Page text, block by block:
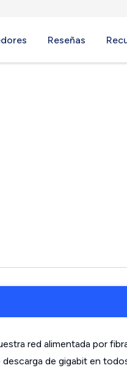
Reseñas
red alimentada por
descarga de gigabit en